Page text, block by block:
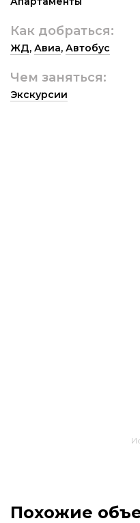
Как добраться:
ЖД, Авиа, Автобус
Чем заняться:
Экскурсии
Похожие